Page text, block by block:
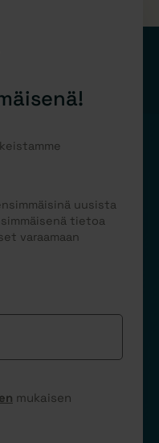
uusista
tietoa
varaamaan
mukaisen